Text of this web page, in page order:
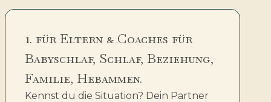
1. für Eltern & Coaches für
Babyschlaf, Schlaf, Beziehung,
Familie, Hebammen.
Kennst du die Situation? Dein Partner